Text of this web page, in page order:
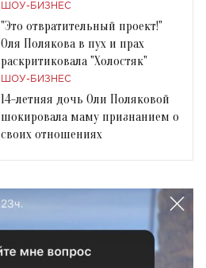
ШОУ-БИЗНЕС
"Это отвратительный проект!"
Оля Полякова в пух и прах
раскритиковала "Холостяк"
ШОУ-БИЗНЕС
14-летняя дочь Оли Поляковой
шокировала маму признанием о
своих отношениях